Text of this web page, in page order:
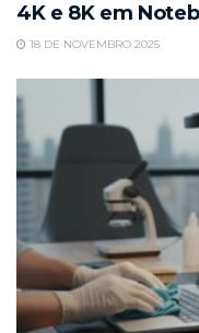
4K e 8K em
18 DE NOVEMBRO 2025